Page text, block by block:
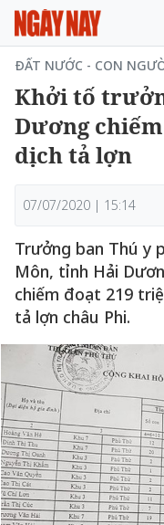
ĐẤT NƯỚC - CON
Khởi tố
Dương
dịch tả lợn
07/07/2020 | 15:14
Trưởng ban Thú y
Môn, tỉnh Hải
chiếm đoạt 219
tả lợn châu Phi.